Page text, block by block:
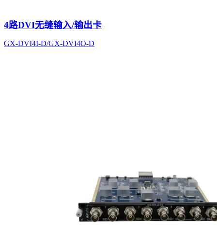
4路DVI无缝输入/输出卡
GX-DVI4I-D/GX-DVI4O-D